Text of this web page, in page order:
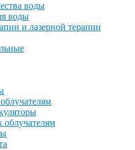
воды
воды
и лазерной терапии
облучателям